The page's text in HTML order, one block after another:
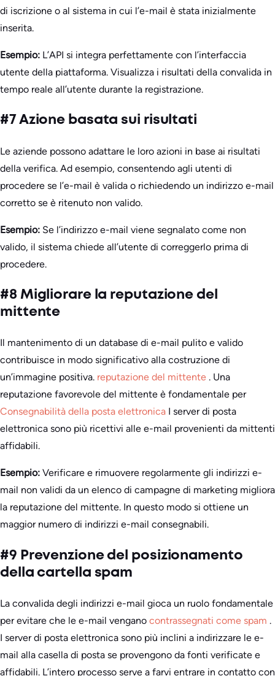
di iscrizione o al sistema in cui l’e-mail è stata inizialmente
inserita.
Esempio: L’API si integra perfettamente con l’interfaccia
utente della piattaforma. Visualizza i risultati della convalida in
tempo reale all’utente durante la registrazione.
#7 Azione basata sui risultati
Le aziende possono adattare le loro azioni in base ai risultati
della verifica. Ad esempio, consentendo agli utenti di
procedere se l’e-mail è valida o richiedendo un indirizzo e-mail
corretto se è ritenuto non valido.
Esempio: Se l’indirizzo e-mail viene segnalato come non
valido, il sistema chiede all’utente di correggerlo prima di
procedere.
#8 Migliorare la reputazione del
mittente
Il mantenimento di un database di e-mail pulito e valido
contribuisce in modo significativo alla costruzione di
un’immagine positiva. reputazione del mittente . Una
reputazione favorevole del mittente è fondamentale per
Consegnabilità della posta elettronica I server di posta
elettronica sono più ricettivi alle e-mail provenienti da mittenti
affidabili.
Esempio: Verificare e rimuovere regolarmente gli indirizzi e-
mail non validi da un elenco di campagne di marketing migliora
la reputazione del mittente. In questo modo si ottiene un
maggior numero di indirizzi e-mail consegnabili.
#9 Prevenzione del posizionamento
della cartella spam
La convalida degli indirizzi e-mail gioca un ruolo fondamentale
per evitare che le e-mail vengano contrassegnati come spam .
I server di posta elettronica sono più inclini a indirizzare le e-
mail alla casella di posta se provengono da fonti verificate e
affidabili. L’intero processo serve a farvi entrare in contatto con